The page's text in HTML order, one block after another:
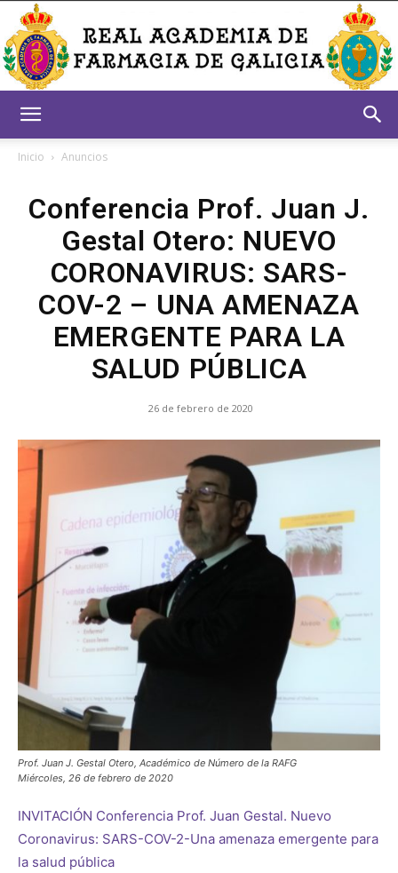
Academia
Farmacia
Galicia
Inicio Anuncios
Conferencia Prof. Juan J.
Gestal Otero: NUEVO
CORONAVIRUS: SARS-
COV-2 – UNA AMENAZA
EMERGENTE PARA LA
SALUD PÚBLICA
26 de febrero de 2020
Prof. Juan J. Gestal Otero, Académico de Número de la RAFG
Miércoles, 26 de febrero de 2020
INVITACIÓN Conferencia Prof. Juan Gestal. Nuevo
Coronavirus: SARS-COV-2-Una amenaza emergente para
la salud pública